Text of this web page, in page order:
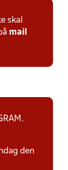
skal
mail
den